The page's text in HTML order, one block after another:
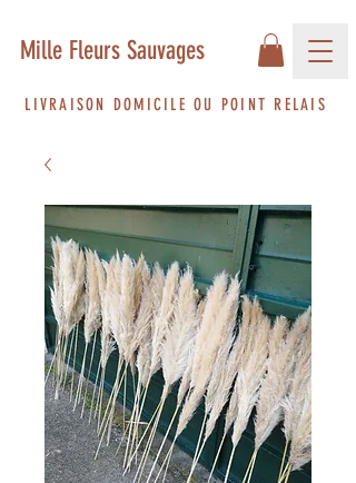
Mille Fleurs Sauvages
LIVRAISON DOMICILE OU POINT RELAIS